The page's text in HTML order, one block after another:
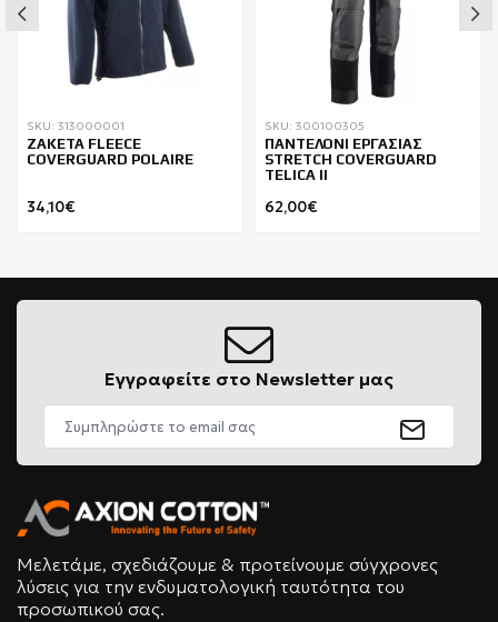
SKU: 313000001
ΖΑΚΕΤΑ FLEECE
COVERGUARD POLAIRE
34,10€
SKU: 300100305
ΠΑΝΤΕΛΟΝΙ ΕΡΓΑΣΙΑΣ
STRETCH COVERGUARD
TELICA II
62,00€
Εγγραφείτε στο Newsletter μας
Μελετάμε, σχεδιάζουμε & προτείνουμε σύγχρονες
λύσεις για την ενδυματολογική ταυτότητα του
προσωπικού σας.